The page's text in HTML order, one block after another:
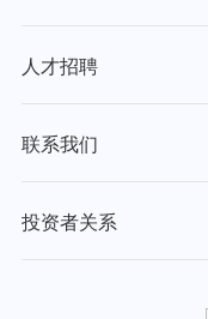
人才招聘
联系我们
投资者关系